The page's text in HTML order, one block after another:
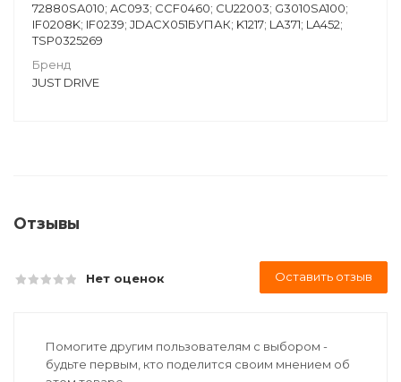
72880SA010; AC093; CCF0460; CU22003; G3010SA100;
IF0208K; IF0239; JDACX051БУПАК; K1217; LA371; LA452;
TSP0325269
Бренд
JUST DRIVE
Отзывы
Нет оценок Оставить отзыв
Помогите другим пользователям с выбором -
будьте первым, кто поделится своим мнением об